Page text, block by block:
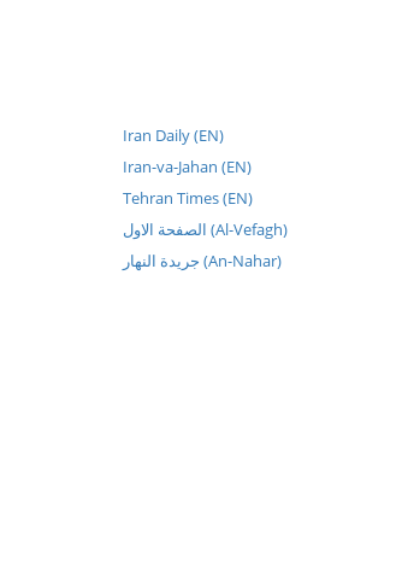
Iran Daily (EN)
Iran-va-Jahan (EN)
Tehran Times (EN)
الصفحة الاول (Al-Vefagh)
جريدة النهار (An-Nahar)